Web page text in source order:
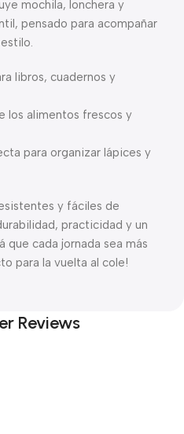
mochila, lonchera y
pensado para acompañar
libros, cuadernos y
los alimentos frescos y
para organizar lápices y
y fáciles de
practicidad y un
que cada jornada sea más
para la vuelta al cole!
Reviews